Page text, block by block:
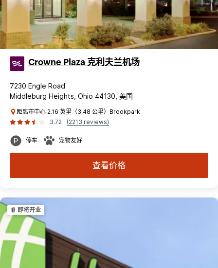
Crowne Plaza 克利夫兰机场
7230 Engle Road
Middleburg Heights, Ohio 44130, 美国
距离市中心 2.16 英里（3.48 公里）Brookpark
3.72
(2213 reviews)
停车 宠物友好
查看价格
即将开业